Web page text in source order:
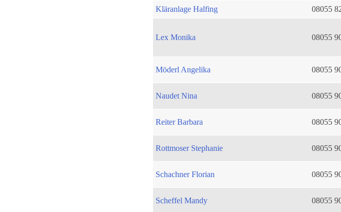
Kläranlage Halfing
08055
Lex Monika 08055
Möderl Angelika 08055
Naudet Nina 08055
Reiter Barbara 08055
Rottmoser Stephanie 08055
Schachner Florian 08055
Scheffel Mandy 08055